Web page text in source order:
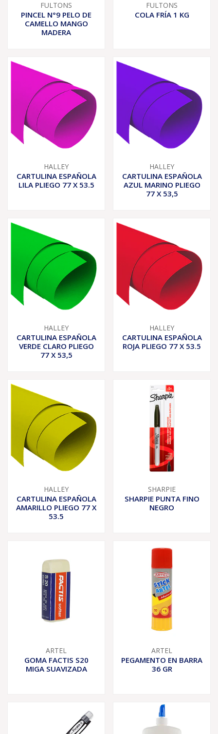
FULTONS
PINCEL N°9 PELO DE
CAMELLO MANGO
MADERA
FULTONS
COLA FRÍA 1 KG
HALLEY
CARTULINA ESPAÑOLA
LILA PLIEGO 77 X 53.5
HALLEY
CARTULINA ESPAÑOLA
AZUL MARINO PLIEGO
77 X 53,5
HALLEY
CARTULINA ESPAÑOLA
VERDE CLARO PLIEGO
77 X 53,5
HALLEY
CARTULINA ESPAÑOLA
ROJA PLIEGO 77 X 53.5
HALLEY
CARTULINA ESPAÑOLA
AMARILLO PLIEGO 77 X
53.5
SHARPIE
SHARPIE PUNTA FINO
NEGRO
ARTEL
GOMA FACTIS S20
MIGA SUAVIZADA
ARTEL
PEGAMENTO EN BARRA
36 GR